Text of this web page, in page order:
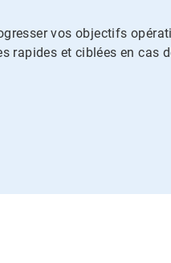
vos objectifs
rapides et ciblées en cas